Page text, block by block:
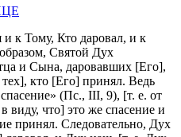
и к Тому, Кто даровал, и к
Святой Дух
и Сына, даровавших [Его],
кто [Его] принял. Ведь
(Пс., III, 9), [т. е. от
виду, что] это же спасение и
принял. Следовательно, Дух